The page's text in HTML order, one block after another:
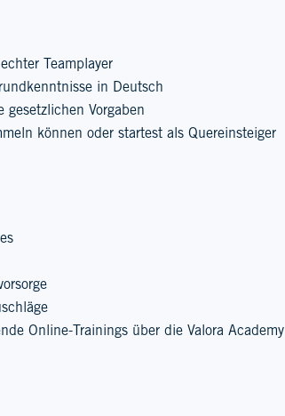
Teamplayer
in Deutsch
Vorgaben
können oder startest als Quereinsteiger
Online-Trainings über die Valora Academy